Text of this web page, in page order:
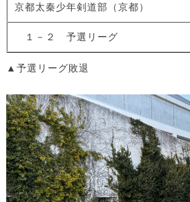
京都太秦少年剣道部（京都）
１－２ 予選リーグ
▲予選リーグ敗退